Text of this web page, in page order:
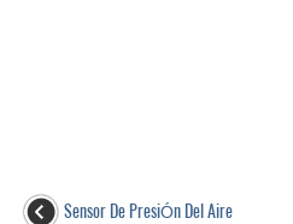
Sensor De PresiÓn Del Aire